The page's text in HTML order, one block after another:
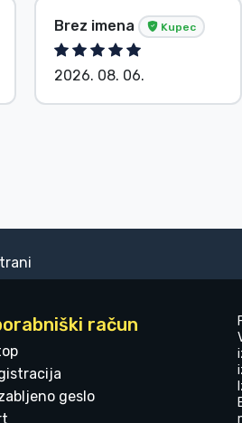
Brez imena Kupec
2026. 08. 06.
račun
geslo